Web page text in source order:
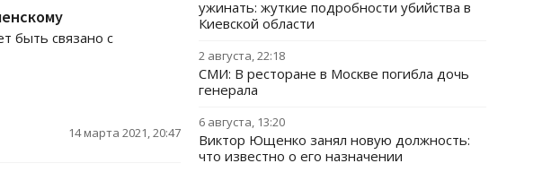
быть связано с
14 марта 2021, 20:47
ужинать: жуткие подробности убийства в
Киевской области
2 августа, 22:18
СМИ: В ресторане в Москве погибла дочь
генерала
6 августа, 13:20
Виктор Ющенко занял новую должность:
что известно о его назначении